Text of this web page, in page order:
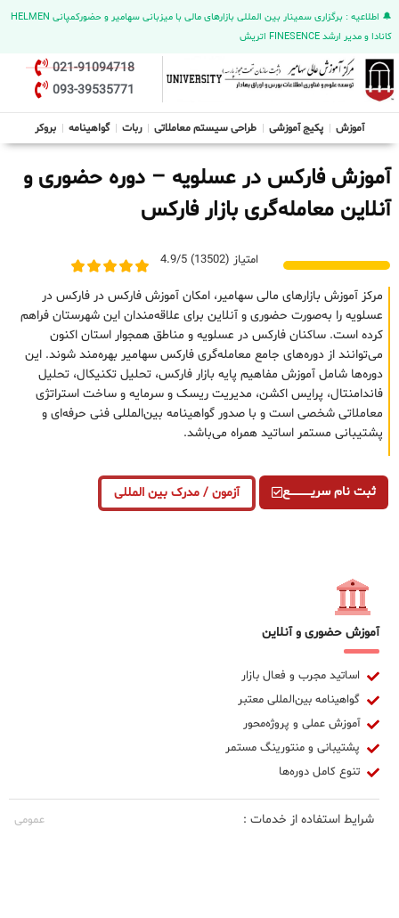
🔔 اطلاعیه : برگزاری سمینار بین المللی بازارهای مالی با میزبانی سهامیر و حضورکمپانی HELMEN
کانادا و مدیر ارشد FINESENCE اتریش
021-91094718
093-39535771
آموزش پکیج آموزشی طراحی سیستم معاملاتی ربات گواهینامه بروکر
آموزش فارکس در عسلویه – دوره حضوری و
آنلاین معامله‌گری بازار فارکس
امتیاز (13502) 4.9/5
مرکز آموزش بازارهای مالی سهامیر، امکان آموزش فارکس در فارکس در
عسلویه را به‌صورت حضوری و آنلاین برای علاقه‌مندان این شهرستان فراهم
کرده است. ساکنان فارکس در عسلویه و مناطق همجوار استان اکنون
می‌توانند از دوره‌های جامع معامله‌گری فارکس سهامیر بهره‌مند شوند. این
دوره‌ها شامل آموزش مفاهیم پایه بازار فارکس، تحلیل تکنیکال، تحلیل
فاندامنتال، پرایس اکشن، مدیریت ریسک و سرمایه و ساخت استراتژی
معاملاتی شخصی است و با صدور گواهینامه بین‌المللی فنی حرفه‌ای و
پشتیبانی مستمر اساتید همراه می‌باشد.
ثبت نام سریــــــــــــع آزمون / مدرک بین المللی
آموزش حضوری و آنلاین
اساتید مجرب و فعال بازار
گواهینامه بین‌المللی معتبر
آموزش عملی و پروژه‌محور
پشتیبانی و منتورینگ مستمر
تنوع کامل دوره‌ها
شرایط استفاده از خدمات : عمومی